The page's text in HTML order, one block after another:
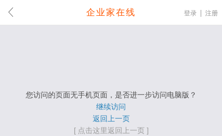
企业家在线 登录 注册
您访问的页面无手机页面，是否进一步访问电脑版？
继续访问
返回上一页
[ 点击这里返回上一页 ]